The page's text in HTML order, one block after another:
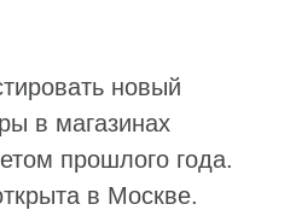
новый
в магазинах
прошлого года.
в Москве.